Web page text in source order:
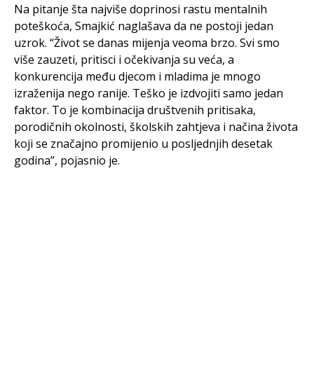
Na pitanje šta najviše doprinosi rastu mentalnih
poteškoća, Smajkić naglašava da ne postoji jedan
uzrok. “Život se danas mijenja veoma brzo. Svi smo
više zauzeti, pritisci i očekivanja su veća, a
konkurencija među djecom i mladima je mnogo
izraženija nego ranije. Teško je izdvojiti samo jedan
faktor. To je kombinacija društvenih pritisaka,
porodičnih okolnosti, školskih zahtjeva i načina života
koji se značajno promijenio u posljednjih desetak
godina”, pojasnio je.